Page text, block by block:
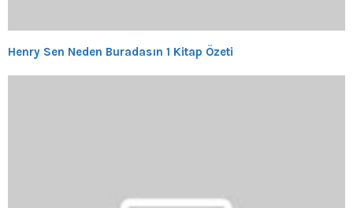
Henry Sen Neden Buradasın 1 Kitap Özeti